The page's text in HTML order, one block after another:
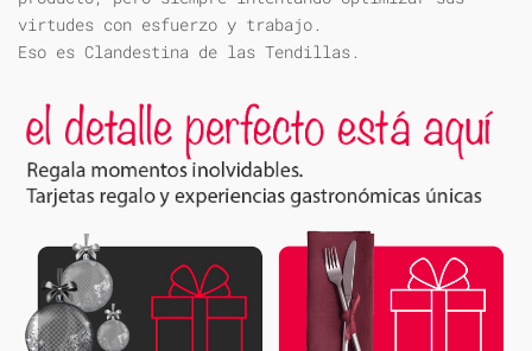
virtudes con esfuerzo y trabajo.
Eso es Clandestina de las Tendillas.